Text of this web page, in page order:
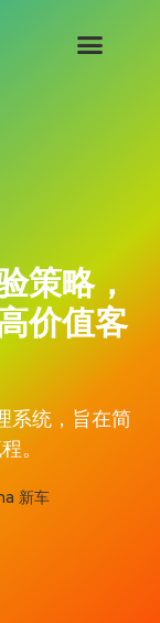
策略，
价值客
系统，旨在简
。
新车